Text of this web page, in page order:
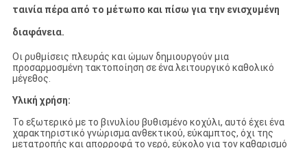
ταινία πέρα από το μέτωπο και πίσω για την ενισχυμένη
διαφάνεια.
Οι ρυθμίσεις πλευράς και ώμων δημιουργούν μια
προσαρμοσμένη τακτοποίηση σε ένα λειτουργικό καθολικό
μέγεθος.
Υλική χρήση:
Το εξωτερικό με το βινυλίου βυθισμένο κοχύλι, αυτό έχει ένα
χαρακτηριστικό γνώρισμα ανθεκτικού, εύκαμπτος, όχι της
μετατροπής και απορροφά το νερό, εύκολο για τον καθαρισμό